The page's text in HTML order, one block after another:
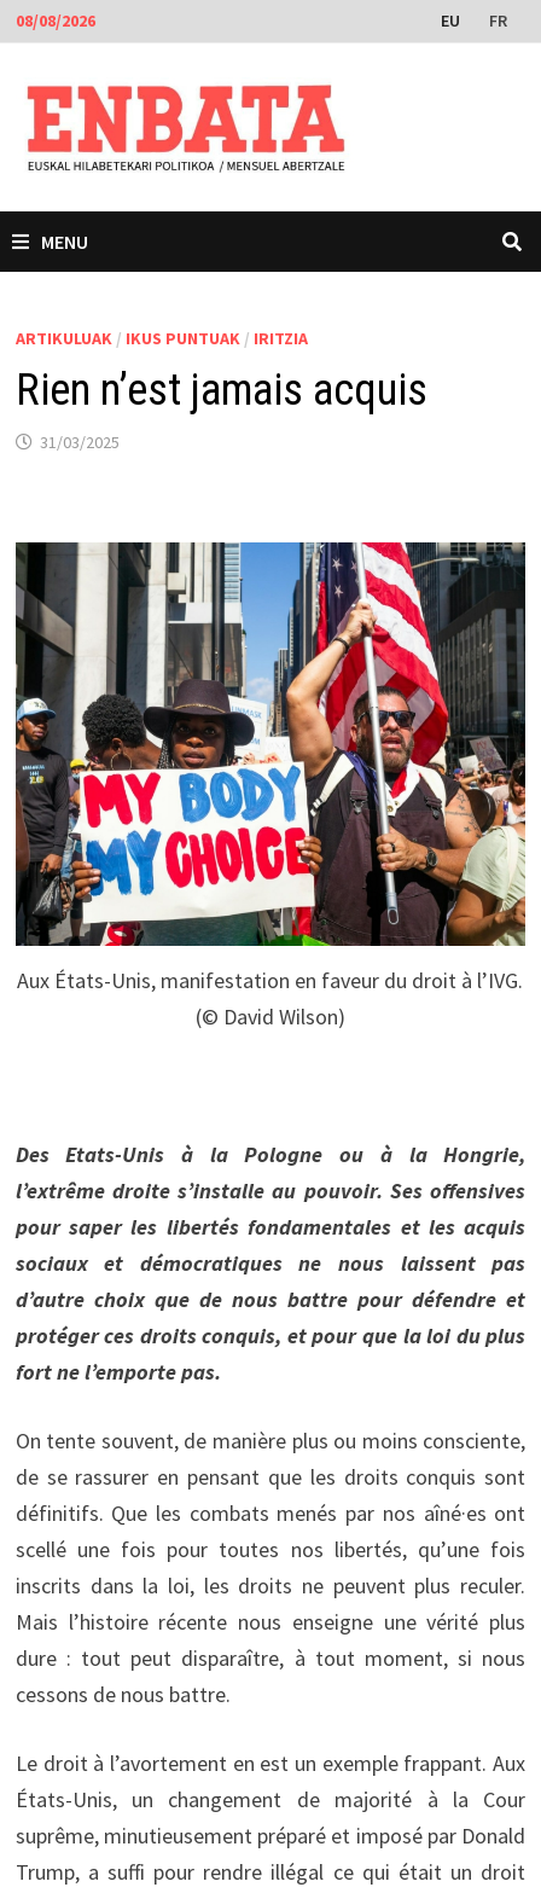
Skip
to
content
08/08/2026 EU FR
MENU
ARTIKULUAK / IKUS PUNTUAK / IRITZIA
Rien n’est jamais acquis
31/03/2025
Aux États-Unis, manifestation en faveur du droit à l’IVG.
(© David Wilson)
Des Etats-Unis à la Pologne ou à la Hongrie,
l’extrême droite s’installe au pouvoir. Ses offensives
pour saper les libertés fondamentales et les acquis
sociaux et démocratiques ne nous laissent pas
d’autre choix que de nous battre pour défendre et
protéger ces droits conquis, et pour que la loi du plus
fort ne l’emporte pas.
On tente souvent, de manière plus ou moins consciente,
de se rassurer en pensant que les droits conquis sont
définitifs. Que les combats menés par nos aîné·es ont
scellé une fois pour toutes nos libertés, qu’une fois
inscrits dans la loi, les droits ne peuvent plus reculer.
Mais l’histoire récente nous enseigne une vérité plus
dure : tout peut disparaître, à tout moment, si nous
cessons de nous battre.
Le droit à l’avortement en est un exemple frappant. Aux
États-Unis, un changement de majorité à la Cour
suprême, minutieusement préparé et imposé par Donald
Trump, a suffi pour rendre illégal ce qui était un droit